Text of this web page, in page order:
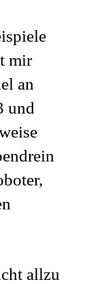
mir
an
und
allzu